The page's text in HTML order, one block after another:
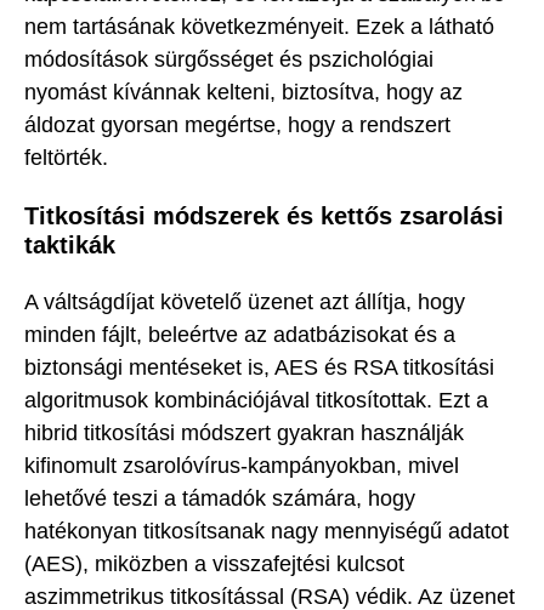
nem tartásának következményeit. Ezek a látható
módosítások sürgősséget és pszichológiai
nyomást kívánnak kelteni, biztosítva, hogy az
áldozat gyorsan megértse, hogy a rendszert
feltörték.
Titkosítási módszerek és kettős zsarolási
taktikák
A váltságdíjat követelő üzenet azt állítja, hogy
minden fájlt, beleértve az adatbázisokat és a
biztonsági mentéseket is, AES és RSA titkosítási
algoritmusok kombinációjával titkosítottak. Ezt a
hibrid titkosítási módszert gyakran használják
kifinomult zsarolóvírus-kampányokban, mivel
lehetővé teszi a támadók számára, hogy
hatékonyan titkosítsanak nagy mennyiségű adatot
(AES), miközben a visszafejtési kulcsot
aszimmetrikus titkosítással (RSA) védik. Az üzenet